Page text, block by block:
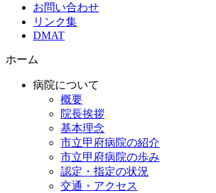
お問い合わせ
リンク集
DMAT
ホーム
病院について
概要
院長挨拶
基本理念
市立甲府病院の紹介
市立甲府病院の歩み
認定・指定の状況
交通・アクセス